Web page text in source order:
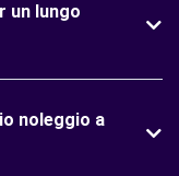
un lungo
noleggio a